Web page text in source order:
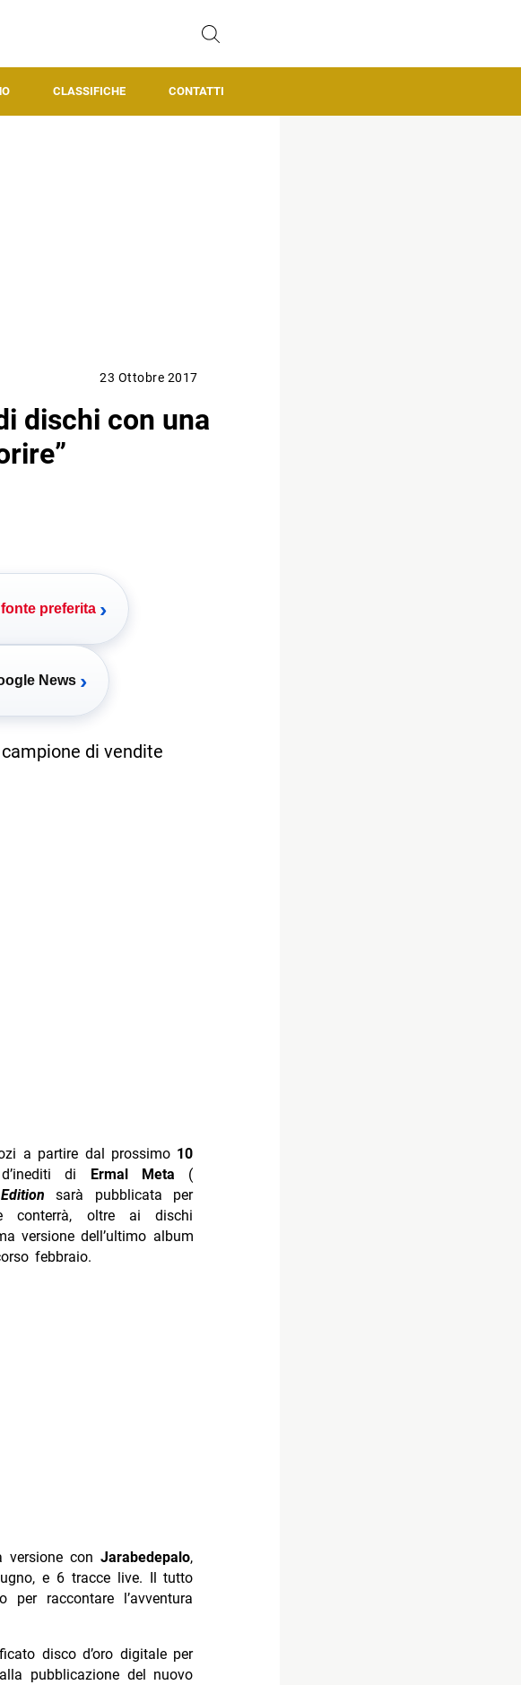
CLASSIFICHE CONTATTI
23 Ottobre 2017
dischi con una
fonte preferita ›
News ›
di vendite
a partire dal prossimo 10
di Ermal Meta (
sarà pubblicata per
conterrà, oltre ai dischi
versione dell’ultimo album
febbraio.
versione conJarabedepalo,
e 6 tracce live. Il tutto
raccontare l’avventura
disco d’oro digitale per
pubblicazione del nuovo